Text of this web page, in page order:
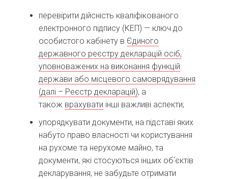
перевірити дійсність кваліфікованого
електронного підпису (КЕП) — ключ до
особистого кабінету в Єдиного
державного реєстру декларацій осіб,
уповноважених на виконання функцій
держави або місцевого самоврядування
(далі – Реєстр декларацій), а
також врахувати інші важливі аспекти;
упорядкувати документи, на підставі яких
набуто право власності чи користування
на рухоме та нерухоме майно, та
документи, які стосуються інших обʼєктів
декларування, не забудьте отримати